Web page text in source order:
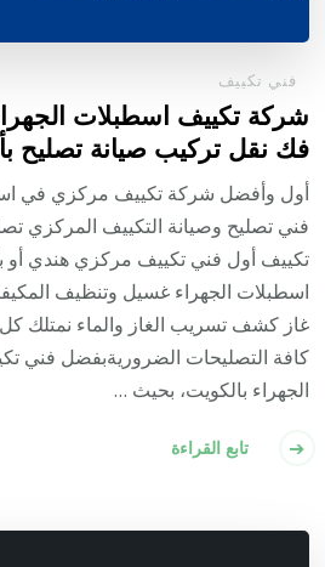
فني تكييف
فك نقل تركيب صيانة تصليح
أول وأفضل شركة تكييف مركزي في
فني تصليح وصيانة التكييف المركزي
تكييف أول فني تكييف مركزي هندي أو
اسطبلات الجهراء غسيل وتنظيف
غاز كشف تسريب الغاز والماء نمتلك
كافة التصليحات الضروريةبفضل فني
الجهراء بالكويت، بحيث …
تابع القراءة